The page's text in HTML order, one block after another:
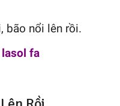
bão nổi lên rồi.
lasol fa